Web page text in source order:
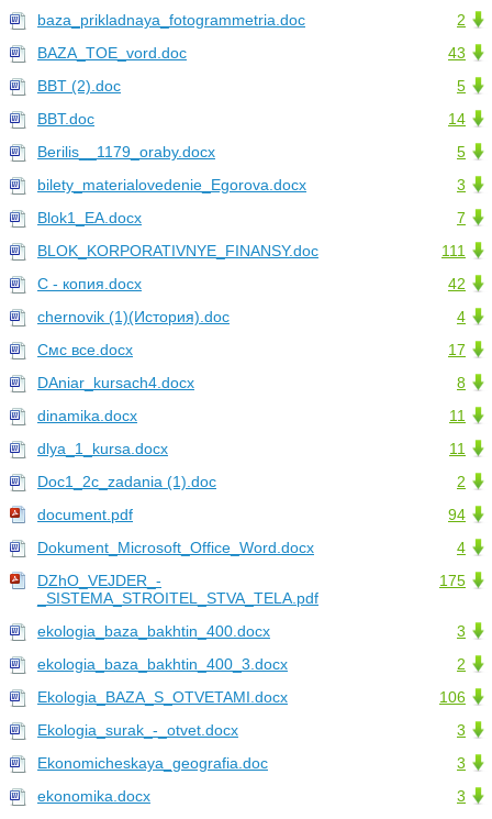
2
baza_prikladnaya_fotogrammetria.doc
43
BAZA_TOE_vord.doc
5
BBT (2).doc
14
BBT.doc
5
Berilis__1179_oraby.docx
3
bilety_materialovedenie_Egorova.docx
7
Blok1_EA.docx
111
BLOK_KORPORATIVNYE_FINANSY.doc
42
C - копия.docx
4
chernovik (1)(История).doc
17
Cмс все.docx
8
DAniar_kursach4.docx
11
dinamika.docx
11
dlya_1_kursa.docx
2
Doc1_2c_zadania (1).doc
94
document.pdf
4
Dokument_Microsoft_Office_Word.docx
175
DZhO_VEJDER_-
_SISTEMA_STROITEL_STVA_TELA.pdf
3
ekologia_baza_bakhtin_400.docx
2
ekologia_baza_bakhtin_400_3.docx
106
Ekologia_BAZA_S_OTVETAMI.docx
3
Ekologia_surak_-_otvet.docx
3
Ekonomicheskaya_geografia.doc
3
ekonomika.docx